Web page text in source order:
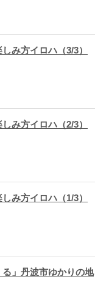
み方イロハ（3/3）
み方イロハ（2/3）
み方イロハ（1/3）
」丹波市ゆかりの地